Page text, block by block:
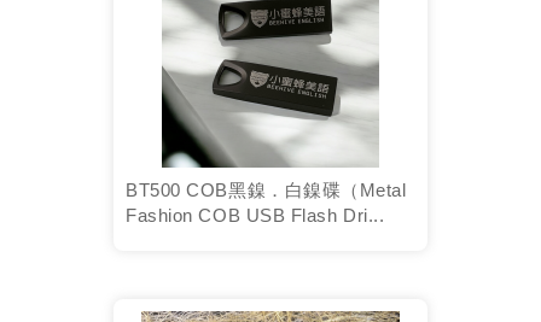
BT500 COB黑鎳．白鎳碟（Metal
Fashion COB USB Flash Dri...